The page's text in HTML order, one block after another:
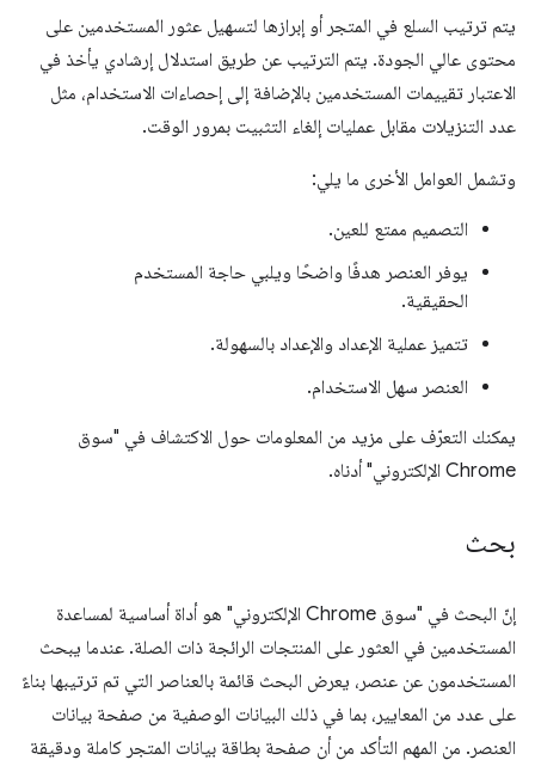
يتم ترتيب السلع في المتجر أو إبرازها لتسهيل عثور المستخدمين على
محتوى عالي الجودة. يتم الترتيب عن طريق استدلال إرشادي يأخذ في
الاعتبار تقييمات المستخدمين بالإضافة إلى إحصاءات الاستخدام، مثل
عدد التنزيلات مقابل عمليات إلغاء التثبيت بمرور الوقت.
وتشمل العوامل الأخرى ما يلي:
التصميم ممتع للعين.
يوفر العنصر هدفًا واضحًا ويلبي حاجة المستخدم
الحقيقية.
تتميز عملية الإعداد والإعداد بالسهولة.
العنصر سهل الاستخدام.
يمكنك التعرّف على مزيد من المعلومات حول الاكتشاف في "سوق
Chrome الإلكتروني" أدناه.
بحث
إنّ البحث في "سوق Chrome الإلكتروني" هو أداة أساسية لمساعدة
المستخدمين في العثور على المنتجات الرائجة ذات الصلة. عندما يبحث
المستخدمون عن عنصر، يعرض البحث قائمة بالعناصر التي تم ترتيبها بناءً
على عدد من المعايير، بما في ذلك البيانات الوصفية من صفحة بيانات
العنصر. من المهم التأكد من أن صفحة بطاقة بيانات المتجر كاملة ودقيقة